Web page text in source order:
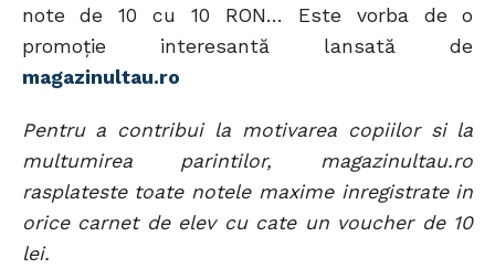
note de 10 cu 10 RON… Este vorba de o
promoţie interesantă lansată de
magazinultau.ro
Pentru a contribui la motivarea copiilor si la
multumirea parintilor, magazinultau.ro
rasplateste toate notele maxime inregistrate in
orice carnet de elev cu cate un voucher de 10
lei.